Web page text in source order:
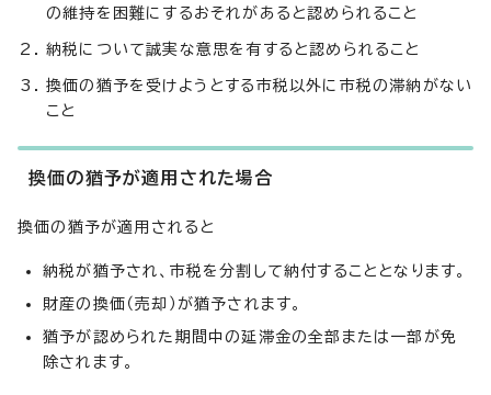
の維持を困難にするおそれがあると認められること
納税について誠実な意思を有すると認められること
換価の猶予を受けようとする市税以外に市税の滞納がない
こと
換価の猶予が適用された場合
換価の猶予が適用されると
納税が猶予され、市税を分割して納付することとなります。
財産の換価（売却）が猶予されます。
猶予が認められた期間中の延滞金の全部または一部が免
除されます。